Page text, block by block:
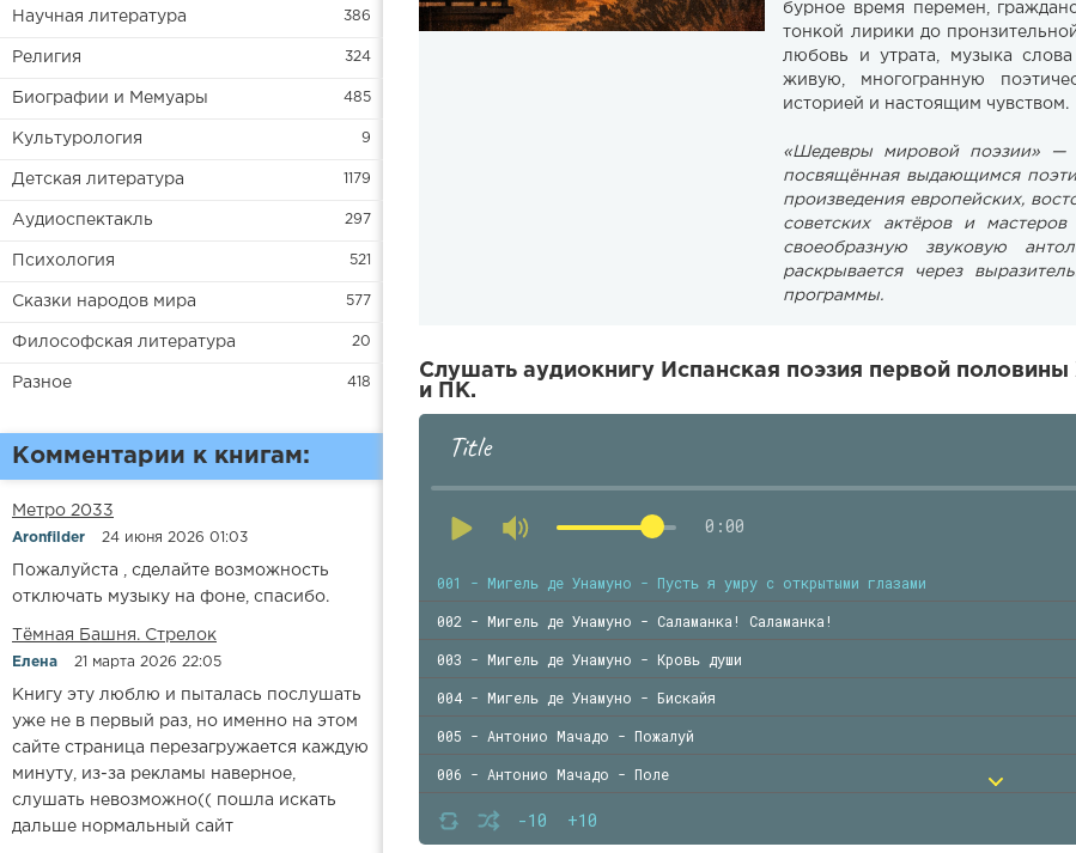
Научная литература 386
Религия 324
Биографии и Мемуары 485
Культурология 9
Детская литература 1179
Аудиоспектакль 297
Психология 521
Сказки народов мира 577
Философская литература 20
Разное 418
Комментарии к книгам:
Метро 2033
Aronfilder 24 июня 2026 01:03
Пожалуйста , сделайте возможность
отключать музыку на фоне, спасибо.
​​Тёмная Башня. Стрелок
Елена 21 марта 2026 22:05
Книгу эту люблю и пыталась послушать
уже не в первый раз, но именно на этом
сайте страница перезагружается каждую
минуту, из-за рекламы наверное,
слушать невозможно(( пошла искать
дальше нормальный сайт
бурное время перемен,
тонкой лирики до
любовь и утрата, музыка
живую, многогранную
историей и настоящим чувством.
«Шедевры мировой поэзии» —
посвящённая выдающимся
произведения европейских,
советских актёров и
своеобразную звуковую
раскрывается через
программы.
Слушать аудиокнигу Испанская поэзия первой
и ПК.
Title
0:00
-10 +10
001 - Мигель де Унамуно - Пусть я умру с открытыми глазами
002 - Мигель де Унамуно - Саламанка! Саламанка!
003 - Мигель де Унамуно - Кровь души
004 - Мигель де Унамуно - Бискайя
005 - Антонио Мачадо - Пожалуй
006 - Антонио Мачадо - Поле
007 - Антонио Мачадо - X. Р. Хименесу